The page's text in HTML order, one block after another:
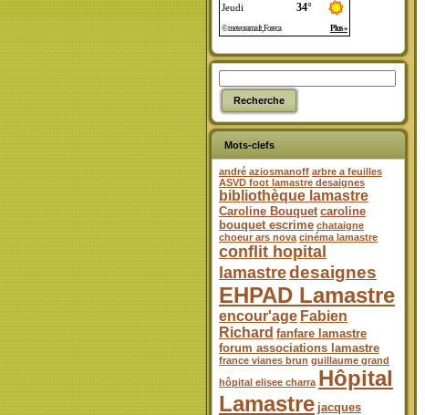
Mots-clefs
andré aziosmanoff arbre a feuilles
ASVD foot lamastre desaignes
bibliothèque lamastre
Caroline Bouquet caroline
bouquet escrime chataigne
choeur ars nova cinéma lamastre
conflit hopital
lamastredesaignes
EHPAD Lamastre
encour'age Fabien
Richard fanfare lamastre
forum associations lamastre
france vianes brun guillaume grand
hôpital elisee charra Hôpital
Lamastre jacques